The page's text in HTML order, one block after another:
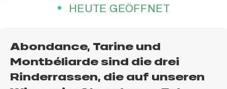
HEUTE GEÖFFNET
Abondance, Tarine und
Montbéliarde sind die drei
Rinderrassen, die auf unseren